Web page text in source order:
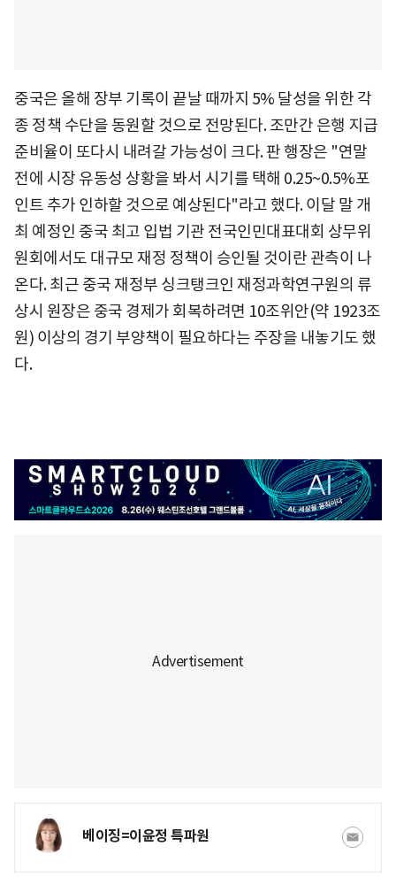
중국은 올해 장부 기록이 끝날 때까지 5% 달성을 위한 각
종 정책 수단을 동원할 것으로 전망된다. 조만간 은행 지급
준비율이 또다시 내려갈 가능성이 크다. 판 행장은 "연말
전에 시장 유동성 상황을 봐서 시기를 택해 0.25~0.5%포
인트 추가 인하할 것으로 예상된다"라고 했다. 이달 말 개
최 예정인 중국 최고 입법 기관 전국인민대표대회 상무위
원회에서도 대규모 재정 정책이 승인될 것이란 관측이 나
온다. 최근 중국 재정부 싱크탱크인 재정과학연구원의 류
상시 원장은 중국 경제가 회복하려면 10조위안(약 1923조
원) 이상의 경기 부양책이 필요하다는 주장을 내놓기도 했
다.
베이징=이윤정 특파원